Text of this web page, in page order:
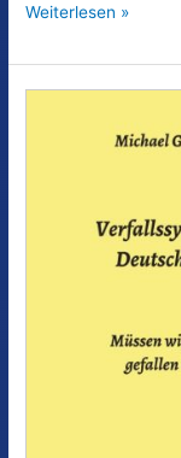
Nur
…
Steh
Weiterlesen »